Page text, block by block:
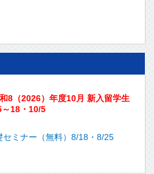
8（2026）年度10月 新入留学生
18・10/5
ミナー（無料）8/18・8/25